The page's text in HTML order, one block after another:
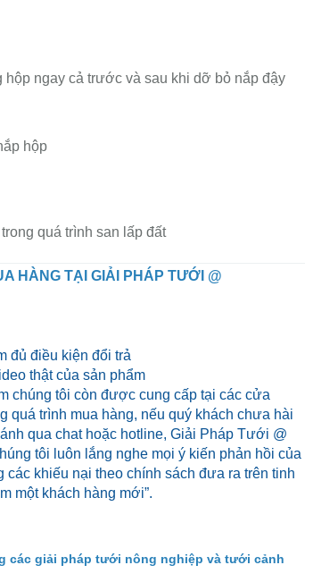
ngay cả trước và sau khi dỡ bỏ nắp đậy
hộp
quá trình san lấp đất
HÀNG TẠI GIẢI PHÁP TƯỚI @
đủ điều kiện đổi trả
thật của sản phẩm
chúng tôi còn được cung cấp tại các cửa
quá trình mua hàng, nếu quý khách chưa hài
qua chat hoặc hotline, Giải Pháp Tưới @
tôi luôn lắng nghe mọi ý kiến phản hồi của
khiếu nại theo chính sách đưa ra trên tinh
một khách hàng mới”.
các giải pháp tưới nông nghiệp và tưới cảnh